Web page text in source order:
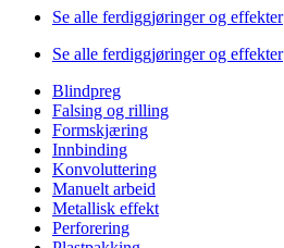
Se alle ferdiggjøringer og effekter
Se alle ferdiggjøringer og effekter
Blindpreg
Falsing og rilling
Formskjæring
Innbinding
Konvoluttering
Manuelt arbeid
Metallisk effekt
Perforering